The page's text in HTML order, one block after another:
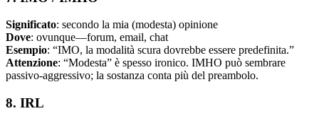
Significato: secondo la mia (modesta) opinione
Dove: ovunque—forum, email, chat
Esempio: “IMO, la modalità scura dovrebbe essere predefinita.”
Attenzione: “Modesta” è spesso ironico. IMHO può sembrare
passivo-aggressivo; la sostanza conta più del preambolo.
8. IRL